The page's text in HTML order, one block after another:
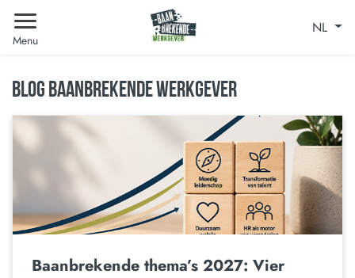
Menu
NL
BLOG BAANBREKENDE WERKGEVER
Baanbrekende thema’s 2027: Vier